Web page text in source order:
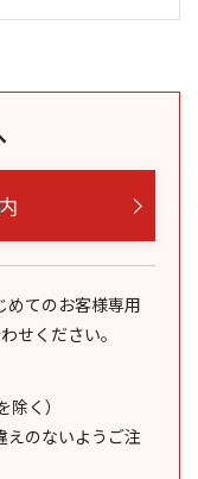
めてのお客様専用
せください。
く）
えのないようご注